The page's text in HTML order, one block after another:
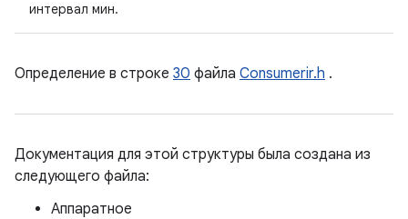
интервал мин.
Определение в строке 30 файла Consumerir.h .
Документация для этой структуры была создана из
следующего файла:
Аппаратное